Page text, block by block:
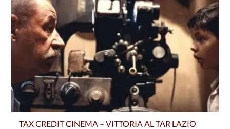
TAX CREDIT CINEMA – VITTORIA AL TAR LAZIO